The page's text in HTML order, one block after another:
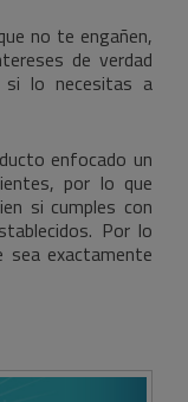
no te engañen,
de verdad
lo necesitas a
enfocado un
por lo que
si cumples con
Por lo
sea exactamente